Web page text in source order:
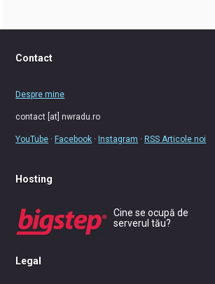
Contact
Despre mine
contact [at] nwradu.ro
YouTube ·Facebook ·Instagram ·RSS Articole noi
Hosting
Cine se ocupă de
serverul tău?
Legal